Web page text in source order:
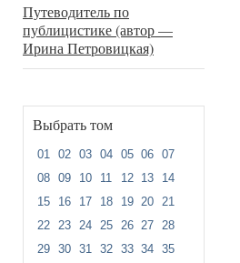
Путеводитель по
публицистике (автор —
Ирина Петровицкая)
Выбрать том
01 02 03 04 05 06
07
08 09 10 11 12 13
14
15
16 17 18 19 20
21
22
23 24 25 26 27
28
29 30 31 32 33 34
35